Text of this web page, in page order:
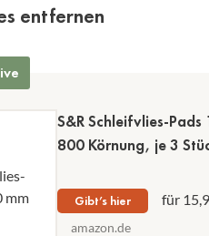
entfernen
S&R Schleifvlies-
800 Körnung, je 3
Gibt’s hier für
amazon.de